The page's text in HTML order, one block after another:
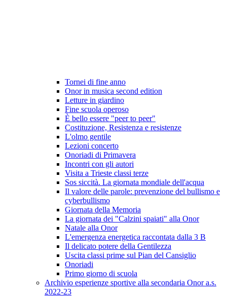
Tornei di fine anno
Onor in musica second edition
Letture in giardino
Fine scuola operoso
È bello essere "peer to peer"
Costituzione, Resistenza e resistenze
L'olmo gentile
Lezioni concerto
Onoriadi di Primavera
Incontri con gli autori
Visita a Trieste classi terze
Sos siccità. La giornata mondiale dell'acqua
Il valore delle parole: prevenzione del bullismo e
cyberbullismo
Giornata della Memoria
La giornata dei "Calzini spaiati" alla Onor
Natale alla Onor
L'emergenza energetica raccontata dalla 3 B
Il delicato potere della Gentilezza
Uscita classi prime sul Pian del Cansiglio
Onoriadi
Primo giorno di scuola
Archivio esperienze sportive alla secondaria Onor a.s.
2022-23